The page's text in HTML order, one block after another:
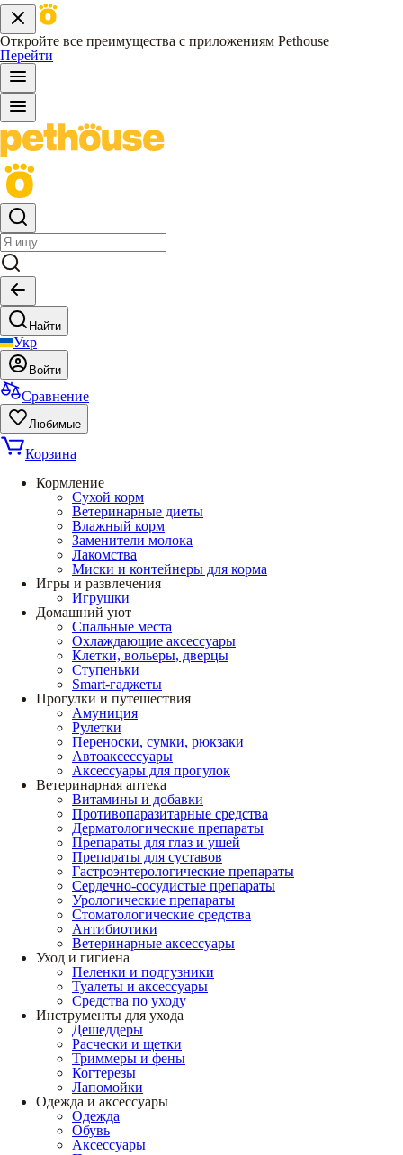
Откройте все преимущества с приложениям Pethouse
Перейти
Найти
Укр
Войти
Сравнение
Любимые
Корзина
Кормление
Сухой корм
Ветеринарные диеты
Влажный корм
Заменители молока
Лакомства
Миски и контейнеры для корма
Игры и развлечения
Игрушки
Домашний уют
Спальные места
Охлаждающие аксессуары
Клетки, вольеры, дверцы
Ступеньки
Smart-гаджеты
Прогулки и путешествия
Амуниция
Рулетки
Переноски, сумки, рюкзаки
Автоаксессуары
Аксессуары для прогулок
Ветеринарная аптека
Витамины и добавки
Противопаразитарные средства
Дерматологические препараты
Препараты для глаз и ушей
Препараты для суставов
Гастроэнтерологические препараты
Сердечно-сосудистые препараты
Урологические препараты
Стоматологические средства
Антибиотики
Ветеринарные аксессуары
Уход и гигиена
Пеленки и подгузники
Туалеты и аксессуары
Средства по уходу
Инструменты для ухода
Дешеддеры
Расчески и щетки
Триммеры и фены
Когтерезы
Лапомойки
Одежда и аксессуары
Одежда
Обувь
Аксессуары